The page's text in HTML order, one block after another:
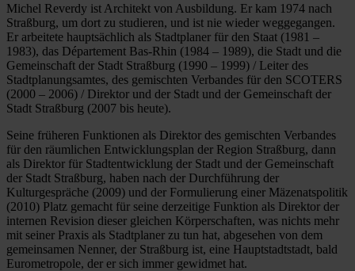
Michel Reverdy ist Architekt von Ausbildung. Er kam 1974 nach
Straßburg, um dort zu studieren, und ist nie wieder weggegangen.
Er arbeitete hauptsächlich als Stadtplaner für den Staat (1981 –
1983), das Département Bas-Rhin (1984 – 1989), die Stadt und die
Gemeinschaft der Stadt Straßburg (1990 – 1999) / Leiter des
Stadtplanungsamtes, des gemischten Verbandes für den SCOTERS
(2000 – 2006) / Direktor und der Stadt und der Gemeinschaft der
Stadt Straßburg (2007 bis heute).
Seine früheren Funktionen als Direktor des gemischten Verbandes
für den räumlichen Entwicklungsplan der Region Straßburg, dann
als Direktor für Stadtentwicklung der Stadt und der Gemeinschaft
der Stadt Straßburg, haben nach der Durchführung der
Kulturgespräche (2009) und der Formulierung einer Mäzenatspolitik
(2010) Platz gemacht für seine derzeitige Funktion als Direktor der
internen Revision dieser gleichen Körperschaften, was nichts mehr
mit seiner Praxis als Stadtplaner zu tun hat, abgesehen von dem
gemeinsamen Nenner, der Straßburg ist, eine Hauptstadtstadt, bald
Eurometropole, der er sich immer gewidmet hat.